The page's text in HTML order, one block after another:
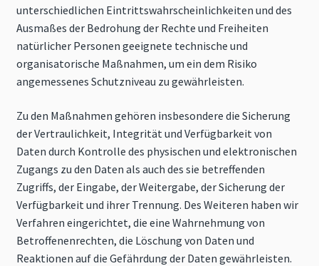
unterschiedlichen Eintrittswahrscheinlichkeiten und des
Ausmaßes der Bedrohung der Rechte und Freiheiten
natürlicher Personen geeignete technische und
organisatorische Maßnahmen, um ein dem Risiko
angemessenes Schutzniveau zu gewährleisten.
Zu den Maßnahmen gehören insbesondere die Sicherung
der Vertraulichkeit, Integrität und Verfügbarkeit von
Daten durch Kontrolle des physischen und elektronischen
Zugangs zu den Daten als auch des sie betreffenden
Zugriffs, der Eingabe, der Weitergabe, der Sicherung der
Verfügbarkeit und ihrer Trennung. Des Weiteren haben wir
Verfahren eingerichtet, die eine Wahrnehmung von
Betroffenenrechten, die Löschung von Daten und
Reaktionen auf die Gefährdung der Daten gewährleisten.